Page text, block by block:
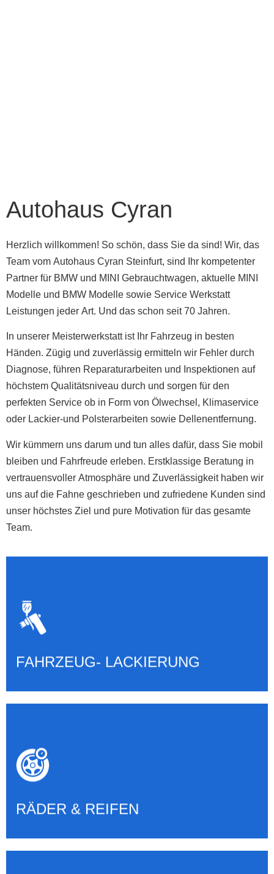
Autohaus Cyran
Herzlich willkommen! So schön, dass Sie da sind! Wir, das
Team vom Autohaus Cyran Steinfurt, sind Ihr kompetenter
Partner für BMW und MINI Gebrauchtwagen, aktuelle MINI
Modelle und BMW Modelle sowie Service Werkstatt
Leistungen jeder Art. Und das schon seit 70 Jahren.
In unserer Meisterwerkstatt ist Ihr Fahrzeug in besten
Händen. Zügig und zuverlässig ermitteln wir Fehler durch
Diagnose, führen Reparaturarbeiten und Inspektionen auf
höchstem Qualitätsniveau durch und sorgen für den
perfekten Service ob in Form von Ölwechsel, Klimaservice
oder Lackier-und Polsterarbeiten sowie Dellenentfernung.
Wir kümmern uns darum und tun alles dafür, dass Sie mobil
bleiben und Fahrfreude erleben. Erstklassige Beratung in
vertrauensvoller Atmosphäre und Zuverlässigkeit haben wir
uns auf die Fahne geschrieben und zufriedene Kunden sind
unser höchstes Ziel und pure Motivation für das gesamte
Team.
FAHRZEUG- LACKIERUNG
RÄDER & REIFEN
RÄDER, REIFEN & EINLAGERUNG